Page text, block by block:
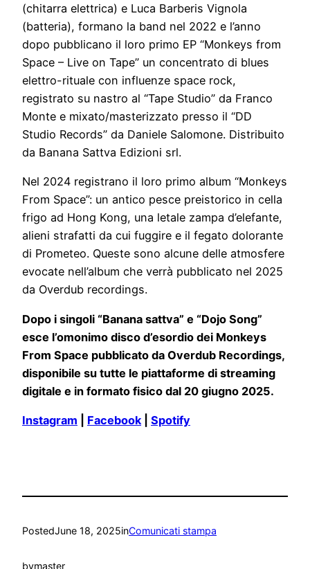
(chitarra elettrica) e Luca Barberis Vignola
(batteria), formano la band nel 2022 e l’anno
dopo pubblicano il loro primo EP “Monkeys from
Space – Live on Tape” un concentrato di blues
elettro-rituale con influenze space rock,
registrato su nastro al “Tape Studio” da Franco
Monte e mixato/masterizzato presso il “DD
Studio Records” da Daniele Salomone. Distribuito
da Banana Sattva Edizioni srl.
Nel 2024 registrano il loro primo album “Monkeys
From Space”: un antico pesce preistorico in cella
frigo ad Hong Kong, una letale zampa d’elefante,
alieni strafatti da cui fuggire e il fegato dolorante
di Prometeo. Queste sono alcune delle atmosfere
evocate nell’album che verrà pubblicato nel 2025
da Overdub recordings.
Dopo i singoli “Banana sattva” e “Dojo Song”
esce l’omonimo disco d’esordio dei Monkeys
From Space pubblicato da Overdub Recordings,
disponibile su tutte le piattaforme di streaming
digitale e in formato fisico dal 20 giugno 2025.
Instagram Facebook Spotify
PostedJune 18, 2025inComunicati stampa
bymaster